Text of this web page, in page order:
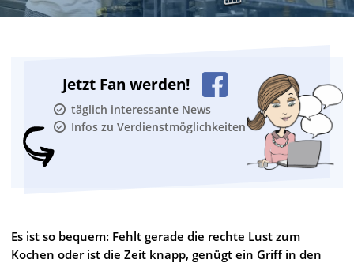
Jetzt Fan werden!
täglich interessante News
Infos zu Verdienstmöglichkeiten
Es ist so bequem: Fehlt gerade die rechte Lust zum
Kochen oder ist die Zeit knapp, genügt ein Griff in den